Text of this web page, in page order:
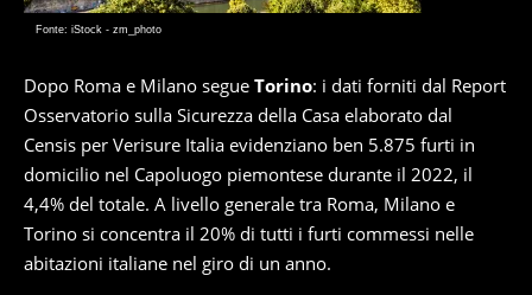
Fonte: iStock - zm_photo
Dopo Roma e Milano segue Torino: i dati forniti dal Report
Osservatorio sulla Sicurezza della Casa elaborato dal
Censis per Verisure Italia evidenziano ben 5.875 furti in
domicilio nel Capoluogo piemontese durante il 2022, il
4,4% del totale. A livello generale tra Roma, Milano e
Torino si concentra il 20% di tutti i furti commessi nelle
abitazioni italiane nel giro di un anno.